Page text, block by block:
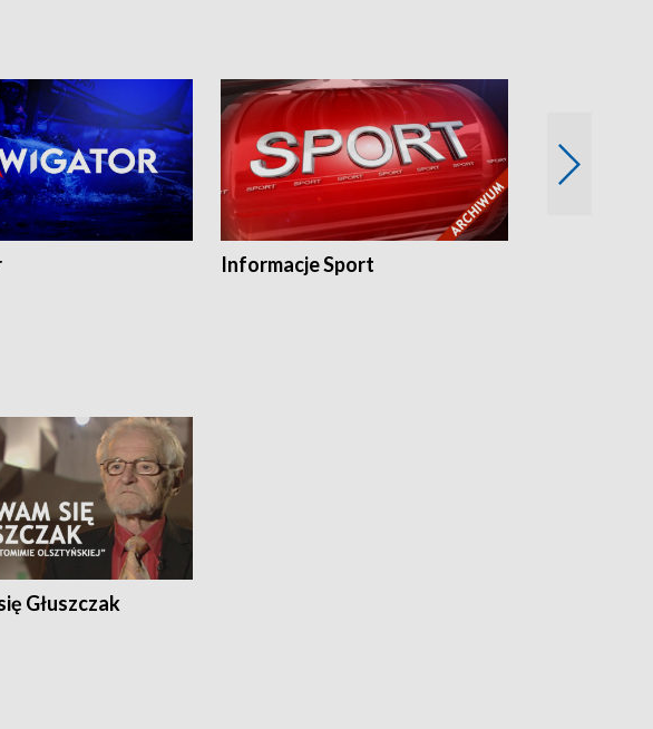
Informacje Sport
Głuszczak